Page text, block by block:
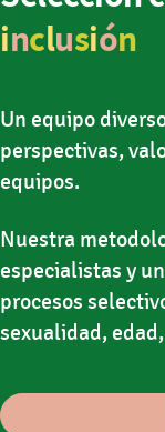
inclusión
Un equipo
perspectivas,
equipos.
Nuestra
especialistas y
procesos
sexualidad,